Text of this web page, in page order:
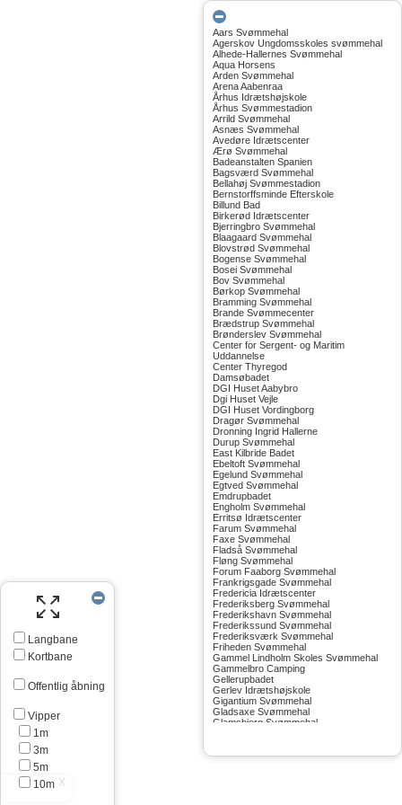
Langbane
Kortbane
Offentlig åbning
Vipper
1m
3m
5m
10m
Aars Svømmehal
Agerskov Ungdomsskoles svømmehal
Alhede-Hallernes Svømmehal
Aqua Horsens
Arden Svømmehal
Arena Aabenraa
Århus Idrætshøjskole
Århus Svømmestadion
Arrild Svømmehal
Asnæs Svømmehal
Avedøre Idrætscenter
Ærø Svømmehal
Badeanstalten Spanien
Bagsværd Svømmehal
Bellahøj Svømmestadion
Bernstorffsminde Efterskole
Billund Bad
Birkerød Idrætscenter
Bjerringbro Svømmehal
Blaagaard Svømmehal
Blovstrød Svømmehal
Bogense Svømmehal
Bosei Svømmehal
Bov Svømmehal
Børkop Svømmehal
Bramming Svømmehal
Brande Svømmecenter
Brædstrup Svømmehal
Brønderslev Svømmehal
Center for Sergent- og Maritim
Uddannelse
Center Thyregod
Damsøbadet
DGI Huset Aabybro
Dgi Huset Vejle
DGI Huset Vordingborg
Dragør Svømmehal
Dronning Ingrid Hallerne
Durup Svømmehal
East Kilbride Badet
Ebeltoft Svømmehal
Egelund Svømmehal
Egtved Svømmehal
Emdrupbadet
Engholm Svømmehal
Erritsø Idrætscenter
Farum Svømmehal
Faxe Svømmehal
Fladså Svømmehal
Fløng Svømmehal
Forum Faaborg Svømmehal
Frankrigsgade Svømmehal
Fredericia Idrætscenter
Frederiksberg Svømmehal
Frederikshavn Svømmehal
Frederikssund Svømmehal
Frederiksværk Svømmehal
Friheden Svømmehal
Gammel Lindholm Skoles Svømmehal
Gammelbro Camping
Gellerupbadet
Gerlev Idrætshøjskole
Gigantium Svømmehal
Gladsaxe Svømmehal
Glamsbjerg Svømmehal
Greve Svømmehal